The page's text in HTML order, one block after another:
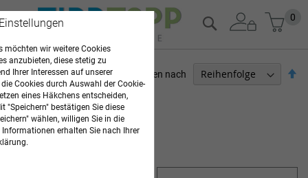
Zum
Inhalt
0
Suche
3Elemente
Sortieren nach
SIEMENS EKG-PAPIERE
ARZTBEDARF
möchten wir weitere Cookies
anzubieten, diese stetig zu
Ihrer Interessen auf unserer
Cookies durch Auswahl der Cookie-
eines Häkchens entscheiden,
"Speichern" bestätigen Sie diese
wählen, willigen Sie in die
erhalten Sie nach Ihrer